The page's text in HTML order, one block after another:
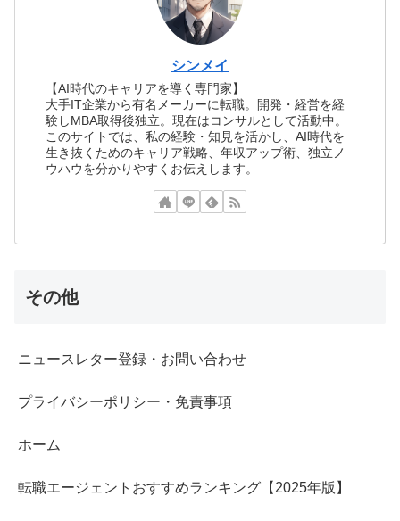
シンメイ
【AI時代のキャリアを導く専門家】
大手IT企業から有名メーカーに転職。開発・経営を経
験しMBA取得後独立。現在はコンサルとして活動中。
このサイトでは、私の経験・知見を活かし、AI時代を
生き抜くためのキャリア戦略、年収アップ術、独立ノ
ウハウを分かりやすくお伝えします。
その他
ニュースレター登録・お問い合わせ
プライバシーポリシー・免責事項
ホーム
転職エージェントおすすめランキング【2025年版】